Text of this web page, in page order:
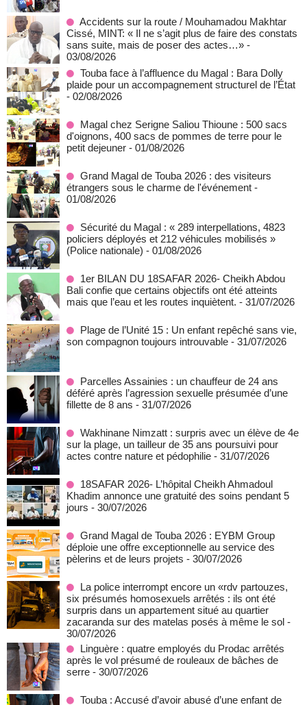
Accidents sur la route / Mouhamadou Makhtar
Cissé, MINT: « Il ne s’agit plus de faire des constats
sans suite, mais de poser des actes…» -
03/08/2026
Touba face à l’affluence du Magal : Bara Dolly
plaide pour un accompagnement structurel de l’État
- 02/08/2026
Magal chez Serigne Saliou Thioune : 500 sacs
d'oignons, 400 sacs de pommes de terre pour le
petit dejeuner - 01/08/2026
Grand Magal de Touba 2026 : des visiteurs
étrangers sous le charme de l'événement -
01/08/2026
Sécurité du Magal : « 289 interpellations, 4823
policiers déployés et 212 véhicules mobilisés »
(Police nationale) - 01/08/2026
1er BILAN DU 18SAFAR 2026- Cheikh Abdou
Bali confie que certains objectifs ont été atteints
mais que l’eau et les routes inquiètent. - 31/07/2026
Plage de l’Unité 15 : Un enfant repêché sans vie,
son compagnon toujours introuvable - 31/07/2026
Parcelles Assainies : un chauffeur de 24 ans
déféré après l’agression sexuelle présumée d’une
fillette de 8 ans - 31/07/2026
Wakhinane Nimzatt : surpris avec un élève de 4e
sur la plage, un tailleur de 35 ans poursuivi pour
actes contre nature et pédophilie - 31/07/2026
18SAFAR 2026- L’hôpital Cheikh Ahmadoul
Khadim annonce une gratuité des soins pendant 5
jours - 30/07/2026
Grand Magal de Touba 2026 : EYBM Group
déploie une offre exceptionnelle au service des
pèlerins et de leurs projets - 30/07/2026
La police interrompt encore un «rdv partouzes,
six présumés homosexuels arrêtés : ils ont été
surpris dans un appartement situé au quartier
zacaranda sur des matelas posés à même le sol -
30/07/2026
Linguère : quatre employés du Prodac arrêtés
après le vol présumé de rouleaux de bâches de
serre - 30/07/2026
Touba : Accusé d’avoir abusé d’une enfant de